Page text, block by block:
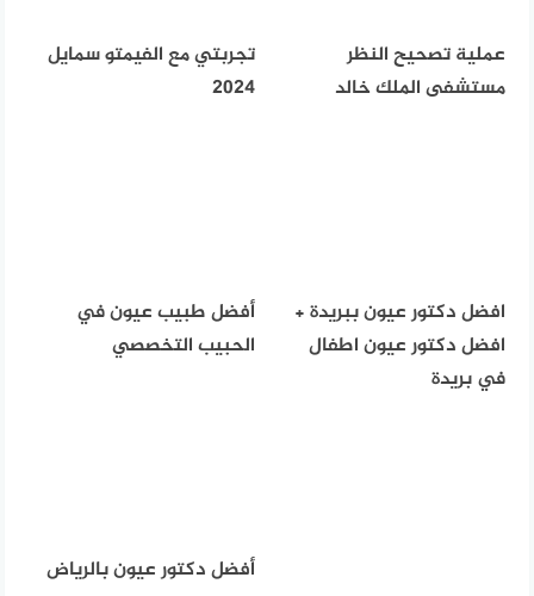
عملية تصحيح النظر
مستشفى الملك خالد
تجربتي مع الفيمتو سمايل
2024
افضل دكتور عيون ببريدة +
افضل دكتور عيون اطفال
في بريدة
أفضل طبيب عيون في
الحبيب التخصصي
أفضل دكتور عيون بالرياض